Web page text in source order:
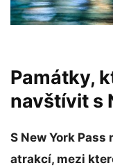
Památky,
navštívit s
S New York
atrakcí, mezi